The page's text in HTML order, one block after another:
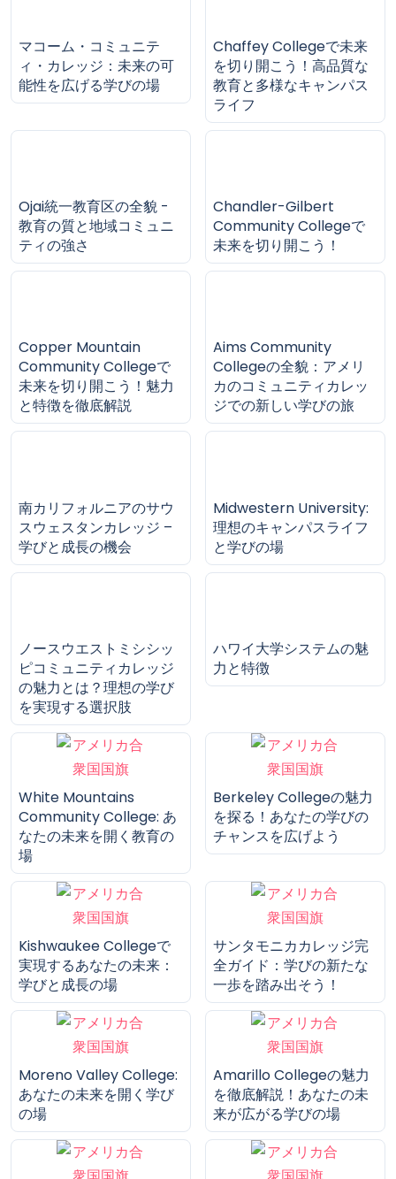
マコーム・コミュニテ
ィ・カレッジ：未来の可
Chaffey Collegeで未来
を切り開こう！高品質な
教育と多様なキャンパス
ライフ
Ojai統一教育区の全貌 -
Chandler-Gilbert
Copper Mountain
Aims Community
スウェスタンカレッジ –
学びと成長の機会
理想のキャンパスライフ
と学びの場
ノースウエストミシシッ
ピコミュニティカレッジ
の魅力とは？理想の学び
を実現する選択肢
ハワイ大学システムの魅
力と特徴
White Mountains
Community College: あ
なたの未来を開く教育の
場
Berkeley Collegeの魅力
を探る！あなたの学びの
チャンスを広げよう
Kishwaukee Collegeで
実現するあなたの未来：
学びと成長の場
サンタモニカカレッジ完
全ガイド：学びの新たな
一歩を踏み出そう！